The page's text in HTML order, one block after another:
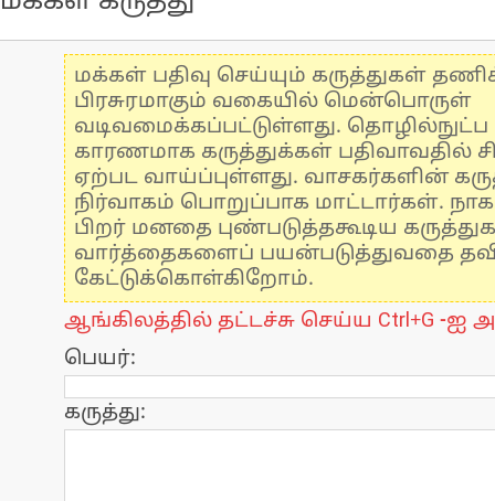
மக்கள் பதிவு செய்யும் கருத்துகள்
பிரசுரமாகும் வகையில் மென்பொருள்
வடிவமைக்கப்பட்டுள்ளது.
காரணமாக கருத்துக்கள் பதிவாவதில்
ஏற்பட வாய்ப்புள்ளது. வாசகர்களின்
நிர்வாகம் பொறுப்பாக மாட்டார்கள்.
பிறர் மனதை புண்படுத்தகூடிய
வார்த்தைகளைப் பயன்படுத்துவதை
கேட்டுக்கொள்கிறோம்.
ஆங்கிலத்தில் தட்டச்சு செய்ய Ctrl+G -ஐ
பெயர்:
கருத்து: